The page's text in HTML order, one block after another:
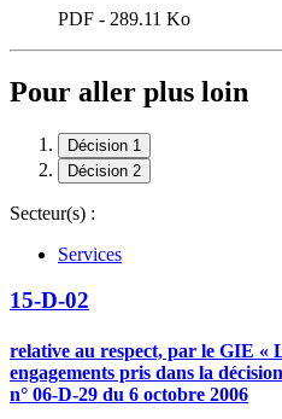
PDF - 289.11 Ko
Pour aller plus loin
Décision 1
Décision 2
Secteur(s) :
Services
15-D-02
relative au respect, par le GIE «
engagements pris dans la
n° 06-D-29 du 6 octobre 2006